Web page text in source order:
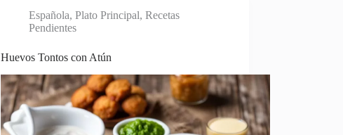
Española,Plato Principal,Recetas
Pendientes
Huevos Tontos con Atún